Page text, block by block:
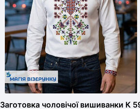
Заготовка чоловічої вишиванки К